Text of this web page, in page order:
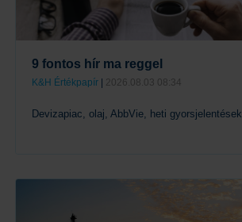
9 fontos hír ma reggel
K&H Értékpapír | 2026.08.03 08:34
Devizapiac, olaj, AbbVie, heti gyorsjelentések